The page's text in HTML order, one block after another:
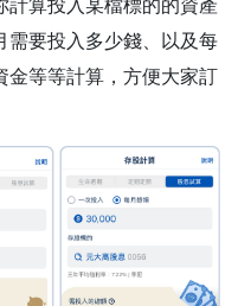
需要投入多少錢、以及每
金等等計算，方便大家訂